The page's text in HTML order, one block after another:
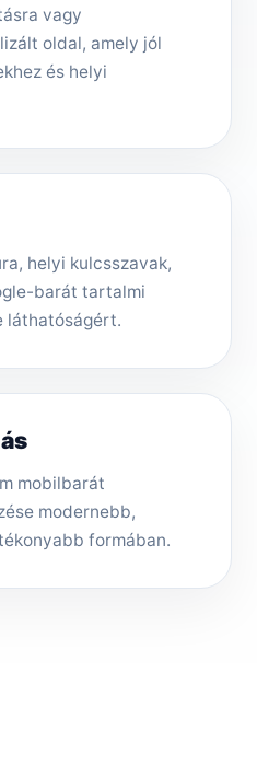
vagy
oldal, amely jól
és helyi
helyi kulcsszavak,
barát tartalmi
láthatóságért.
mobilbarát
modernebb,
formában.